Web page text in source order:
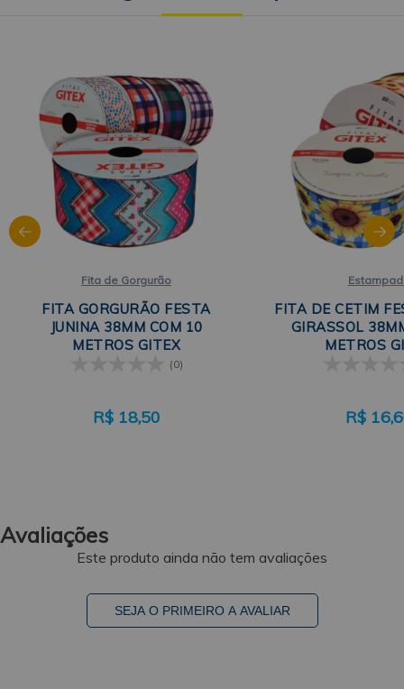
Fita de Gorgurão
FITA GORGURÃO FESTA
JUNINA 38MM COM 10
METROS GITEX
(0)
R$ 18,50
FITA DE CETIM
GIRASSOL
METROS
R$
Avaliações
Este produto ainda não tem avaliações
SEJA O PRIMEIRO A AVALIAR